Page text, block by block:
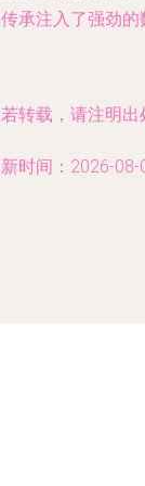
承注入了强劲的
转载，请注明
时间：2026-08-